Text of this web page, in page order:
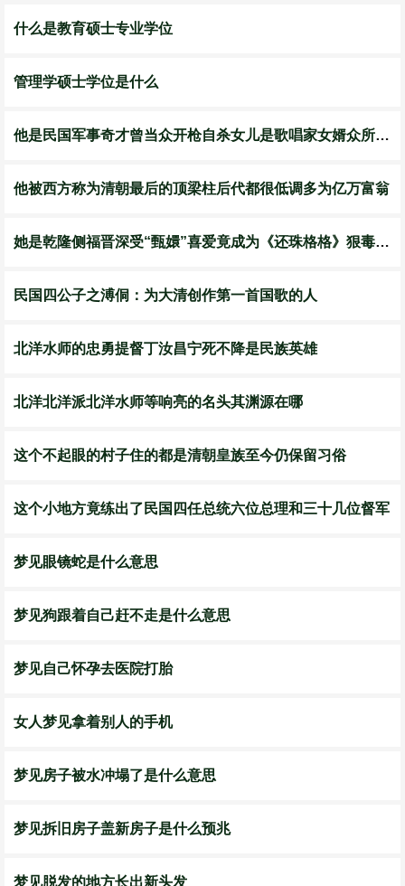
什么是教育硕士专业学位
管理学硕士学位是什么
他是民国军事奇才曾当众开枪自杀女儿是歌唱家女婿众所周知
他被西方称为清朝最后的顶梁柱后代都很低调多为亿万富翁
她是乾隆侧福晋深受“甄嬛”喜爱竟成为《还珠格格》狠毒皇后
民国四公子之溥侗：为大清创作第一首国歌的人
北洋水师的忠勇提督丁汝昌宁死不降是民族英雄
北洋北洋派北洋水师等响亮的名头其渊源在哪
这个不起眼的村子住的都是清朝皇族至今仍保留习俗
这个小地方竟练出了民国四任总统六位总理和三十几位督军
梦见眼镜蛇是什么意思
梦见狗跟着自己赶不走是什么意思
梦见自己怀孕去医院打胎
女人梦见拿着别人的手机
梦见房子被水冲塌了是什么意思
梦见拆旧房子盖新房子是什么预兆
梦见脱发的地方长出新头发